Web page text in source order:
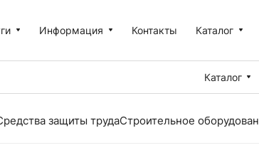
Информация Контакты Каталог
Каталог
защиты трудаСтроительное